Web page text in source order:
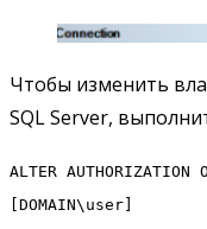
Чтобы изменить
SQL Server,
ALTER
[DOMAIN\user]